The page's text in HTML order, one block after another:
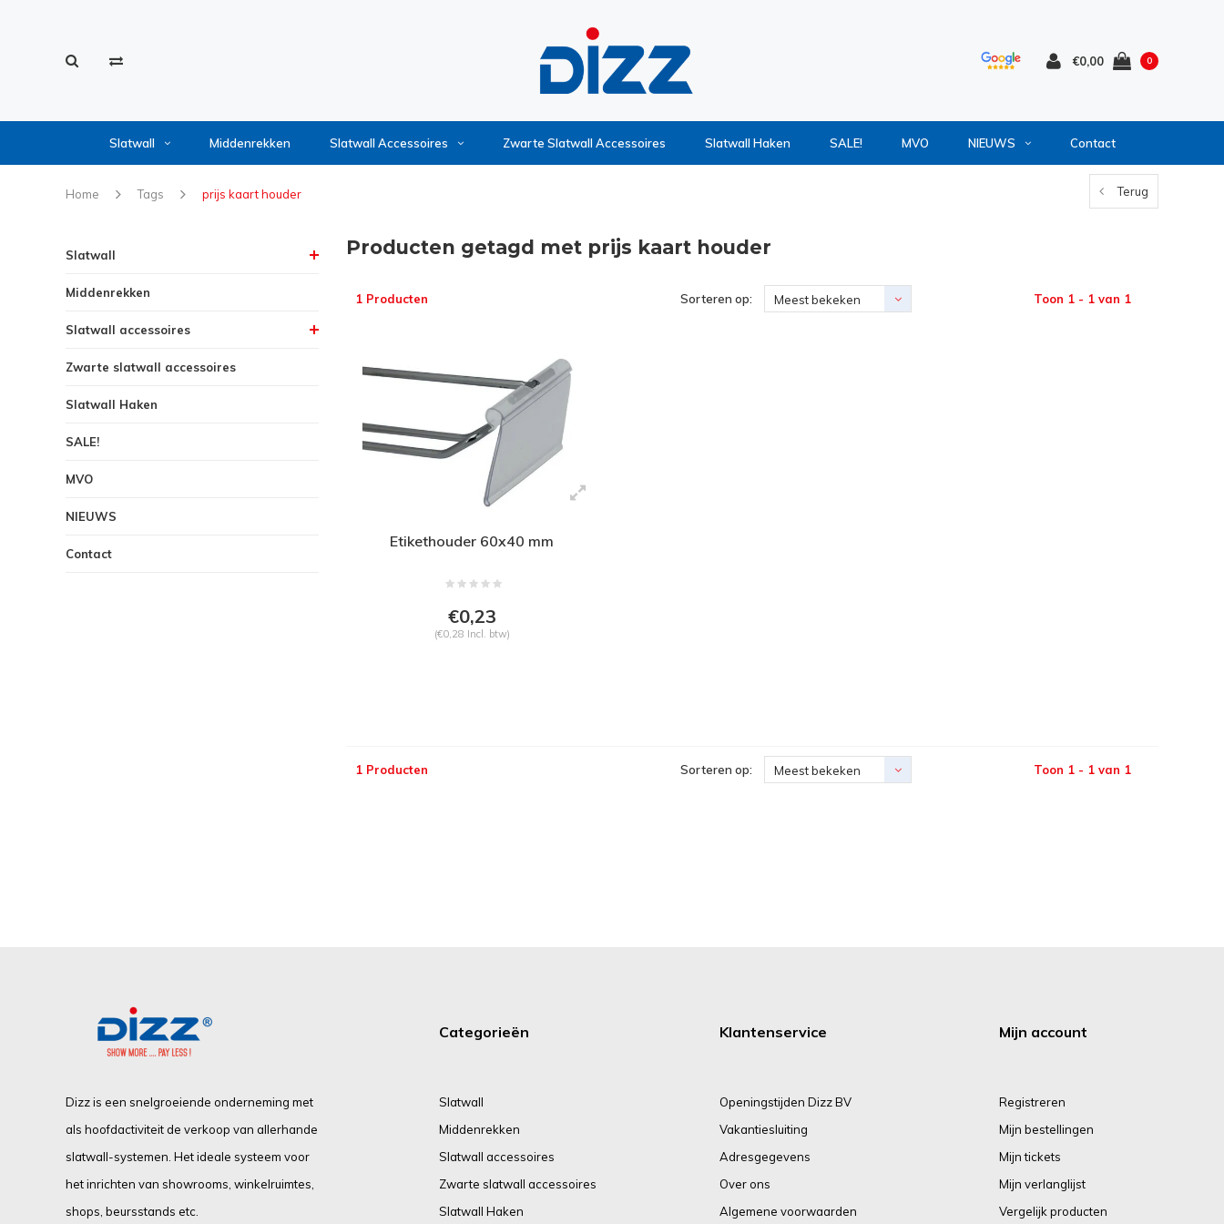
€0,00 0
Slatwall Middenrekken Slatwall Accessoires Zwarte Slatwall Accessoires Slatwall Haken SALE! MVO NIEUWS Contact
Home Tags prijs kaart houder Terug
Slatwall
Middenrekken
Slatwall accessoires
Zwarte slatwall accessoires
Slatwall Haken
SALE!
MVO
NIEUWS
Contact
Producten getagd met prijs kaart houder
1 Producten Sorteren op: Meest bekeken Toon 1 - 1 van 1
Etikethouder 60x40 mm
€0,23
(€0,28 Incl. btw)
1 Producten Sorteren op: Meest bekeken Toon 1 - 1 van 1
Dizz is een snelgroeiende onderneming met
als hoofdactiviteit de verkoop van allerhande
slatwall-systemen. Het ideale systeem voor
het inrichten van showrooms, winkelruimtes,
shops, beursstands etc.
Categorieën
Slatwall
Middenrekken
Slatwall accessoires
Zwarte slatwall accessoires
Slatwall Haken
Klantenservice
Openingstijden Dizz BV
Vakantiesluiting
Adresgegevens
Over ons
Algemene voorwaarden
Mijn account
Registreren
Mijn bestellingen
Mijn tickets
Mijn verlanglijst
Vergelijk producten